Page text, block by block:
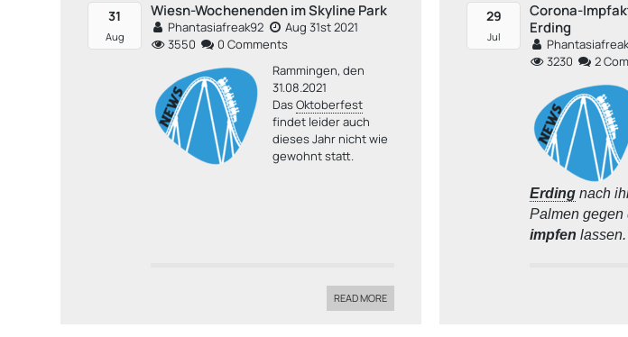
31
Aug
Wiesn-Wochenenden im Skyline Park
Phantasiafreak92
Aug 31st 2021
3550
0 Comments
Rammingen, den
31.08.2021
DasOktoberfest
findet leider auch
dieses Jahr nicht wie
gewohnt statt.
READ MORE
29
Jul
Corona-
Erding
3230
2
Erding nach
Palmen gegen
impfen lassen.